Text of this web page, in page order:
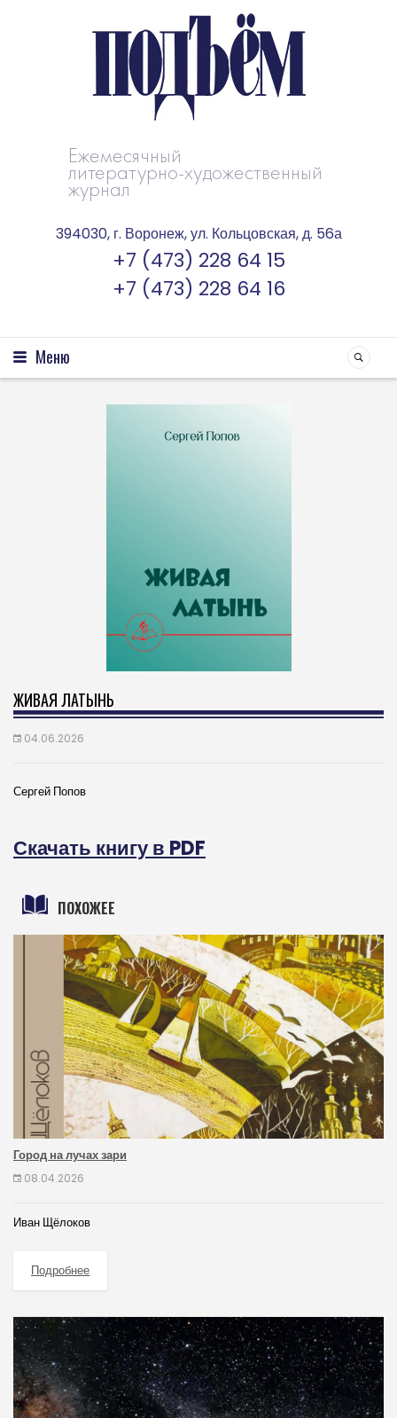
Ежемесячный
литературно-художественный
журнал
394030, г. Воронеж, ул. Кольцовская, д. 56а
+7 (473) 228 64 15
+7 (473) 228 64 16
Меню
ЖИВАЯ ЛАТЫНЬ
04.06.2026
Сергей Попов
Скачать книгу в PDF
ПОХОЖЕЕ
Город на лучах зари
08.04.2026
Иван Щёлоков
Подробнее